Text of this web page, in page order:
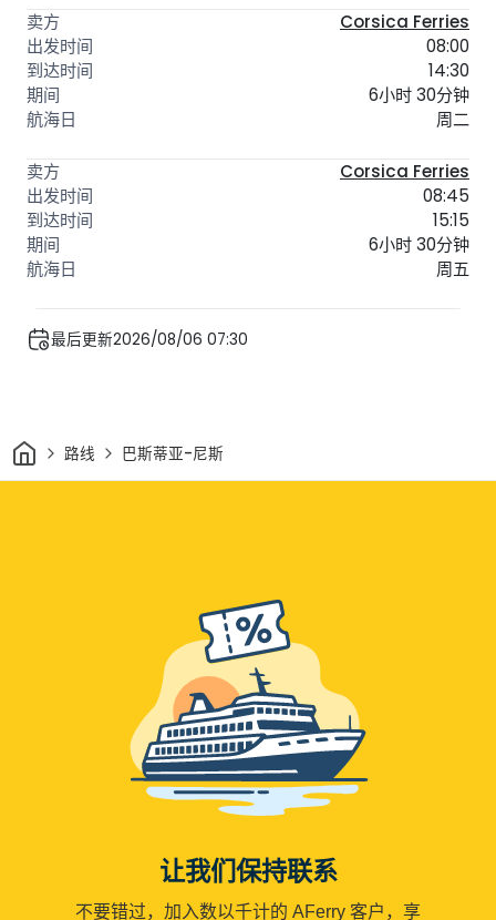
Corsica Ferries
08:00
14:30
6小时 30分钟
周二
Corsica Ferries
08:45
15:15
6小时 30分钟
周五
最后更新2026/08/06 07:30
家 路线 巴斯蒂亚-尼斯
让我们保持联系
不要错过，加入数以千计的 AFerry 客户，享